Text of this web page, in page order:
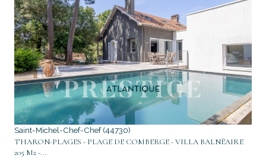
voir le bien
Saint-Michel-Chef-Chef (44730)
THARON-PLAGES - PLAGE DE COMBERGE - VILLA BALNÉAIRE
205 M2 -...